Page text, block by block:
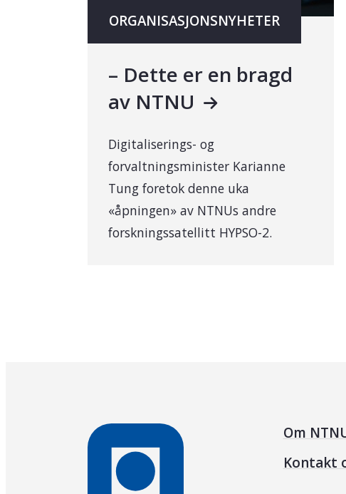
ORGANISASJONSNYHETER
– Dette er en bragd
av NTNU
Digitaliserings- og
forvaltningsminister Karianne
Tung foretok denne uka
«åpningen» av NTNUs andre
forskningssatellitt HYPSO-2.
Om
Kontakt